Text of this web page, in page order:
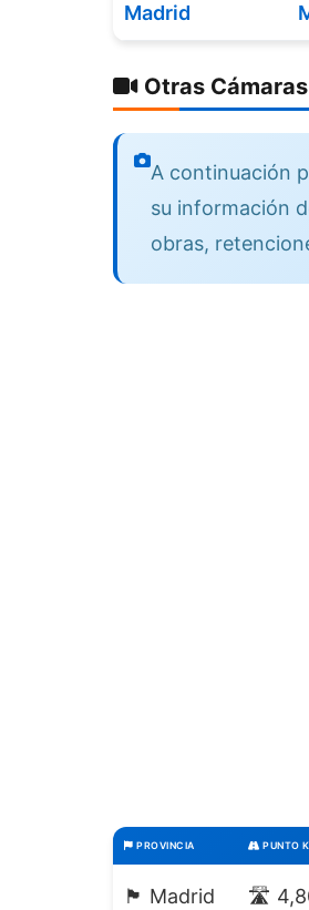
Madrid
Otras
A continuación
su información
obras,
PROVINCIA PUNTO
🏴 Madrid 🛣️